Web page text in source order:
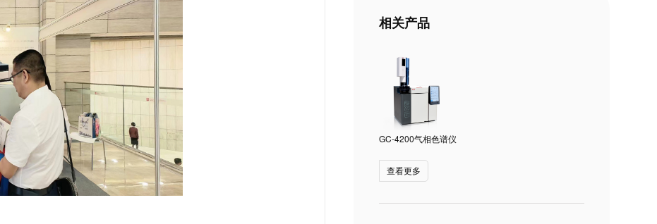
相关产品
GC-4200气相色谱仪
查看更多